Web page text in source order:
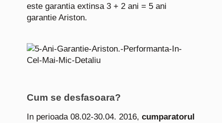
este garantia extinsa 3 + 2 ani = 5 ani
garantie Ariston.
Cum se desfasoara?
In perioada 08.02-30.04. 2016, cumparatorul